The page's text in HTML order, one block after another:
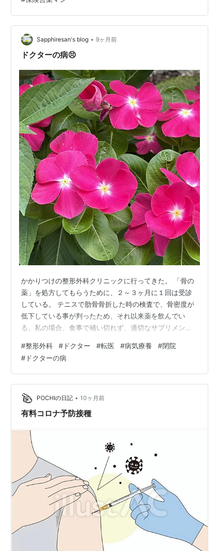
ころが、 法人クレカのアドバイスをしてあげると、 法人
税・消費税・・所得税… これらの税金を繰り延べしなが
ら 支払いできるようになるのです。 つまり、 支払いサ
イトを最大1～2ヶ月延ばしながら、 手元資金を増やし、
しかもポイント…
Sapphiresan's blog • 9ヶ月前
ドクターの病😣
かかりつけの整形外科クリニックに行ってきた。 「骨の
薬」を処方してもらうために、２～３ヶ月に１回は受診
している。 テニスで肋骨骨折した時の検査で、骨密度が
低下している事が判ったため、それ以来薬を飲んでい
る。私の場合、食事で補い切れず、適切なサプリメント
今日は、受付の横の掲示板に何か貼られている。先に来
た人がジッと見つめていたので気がついた。その人が読
み終わったのを見届けて、私も掲示板の前に立つ。 A４
用紙１枚分のそれを読んでみて驚いた❗ 「院長の病気治療
と療養のため、今月末日で診療を中止します。」 簡単に
書くとこういう事だが、驚いたのは院長の…
#整形外科 # ドクター #転医 #病気療養 #閉院
# ドクターの病
POCHIの日記 • 10ヶ月前
有料コロナ予防接種